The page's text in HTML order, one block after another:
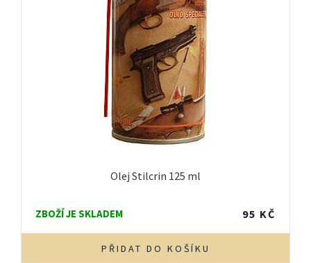
Olej Stilcrin 125 ml
ZBOŽÍ JE SKLADEM 95 KČ
PŘIDAT DO KOŠÍKU